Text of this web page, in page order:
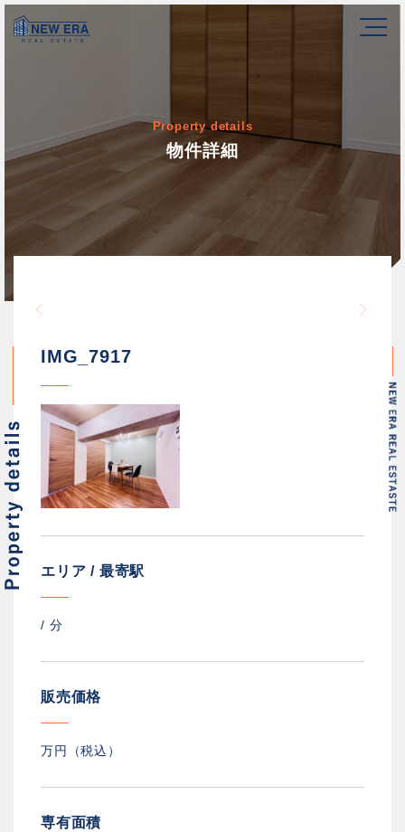
Property details
物件詳細
/home/newerakk/
IMG_7917
エリア / 最寄駅
/ 分
販売価格
万円（税込）
専有面積